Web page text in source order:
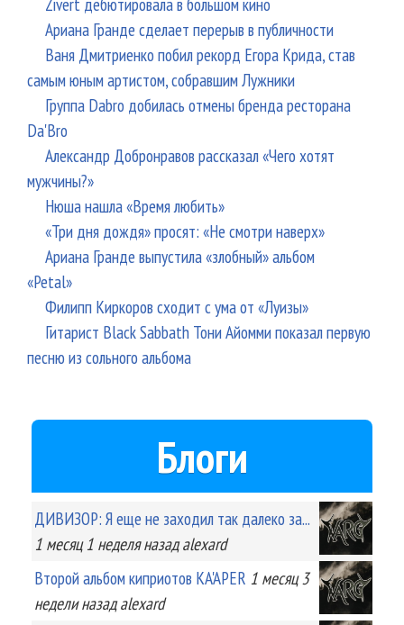
Ариана Гранде сделает перерыв в публичности
Ваня Дмитриенко побил рекорд Егора Крида, став
самым юным артистом, собравшим Лужники
Группа Dabro добилась отмены бренда ресторана
Da'Bro
Александр Добронравов рассказал «Чего хотят
мужчины?»
Нюша нашла «Время любить»
«Три дня дождя» просят: «Не смотри наверх»
Ариана Гранде выпустила «злобный» альбом
«Petal»
Филипп Киркоров сходит с ума от «Луизы»
Гитарист Black Sabbath Тони Айомми показал первую
песню из сольного альбома
Блоги
ДИВИЗОР: Я еще не заходил так далеко за...
1 месяц 1 неделяназад alexard
Второй альбом киприотов KA'APER 1 месяц 3
неделиназад alexard